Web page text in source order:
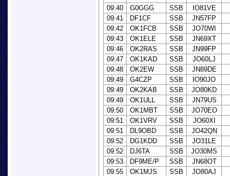
09:40
G0GGG SSB
IO81VE
09:41
DF1CF SSB
JN57FP
09:42
OK1FCB SSB
JO70WI
09:43
OK1ELE SSB
JN69XT
09:46
OK2RAS SSB
JN99FP
09:47
OK1KAD SSB
JO60LJ
09:48
OK2EW SSB
JN89DE
09:49
G4CZP SSB
IO90JO
09:49
OK2KAB SSB
JO80KD
09:49
OK1ULL SSB
JN79US
09:50
OK1MBT SSB
JO70EO
09:51
OK1VRV SSB
JO60XI
09:51
DL9OBD SSB
JO42QN
09:52
DG1KDD SSB
JO31LE
09:52
DJ6TA SSB
JO30MS
09:53
DF9ME/P SSB
JN68OT
09:55
OK1MJS SSB
JO80AJ